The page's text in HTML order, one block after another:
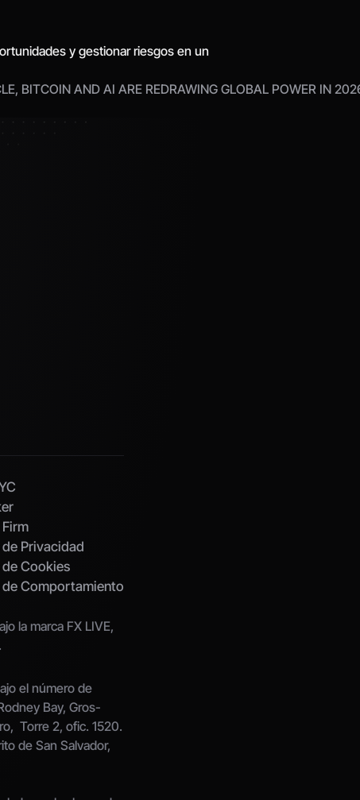
y gestionar riesgos en un
BITCOIN AND AI ARE REDRAWING GLOBAL POWER IN
Privacidad
Cookies
Comportamiento
la marca FX LIVE,
el número de
Bay, Gros-
Torre 2, ofic. 1520.
de San Salvador,